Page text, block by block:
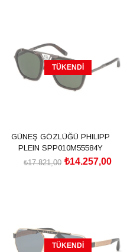
TÜKENDI
GÜNEŞ GÖZLÜĞÜ PHILIPP
PLEIN SPP010M55584Y
₺14.257,00
₺17.821,00
TÜKENDI